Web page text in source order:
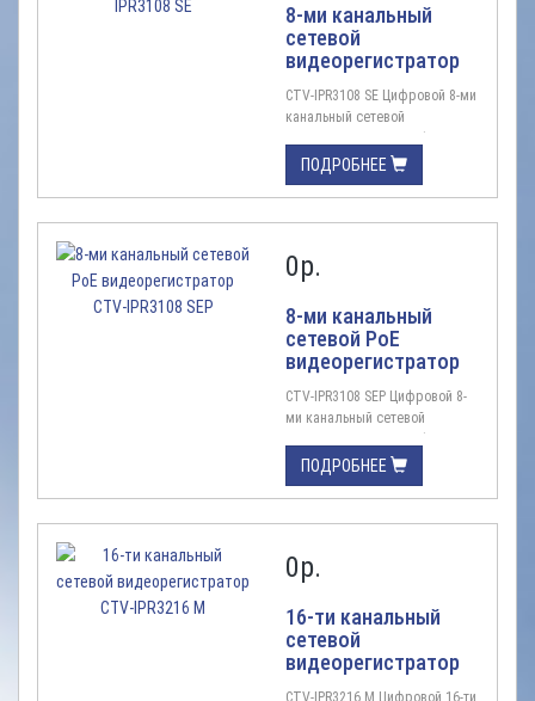
аудио, запись до 5Мп на канал,
1HDD, вых ...
8-ми канальный
сетевой
видеорегистратор
CTV-IPR3108 SE
CTV-IPR3108 SE Цифровой 8-ми
канальный сетевой
8-ми канальный сетевой
видеорегистратор (NVR)
экономичного класса
Цифровая система, IP, H.265, 8
аудио, запись до 5Мп на канал,
ПОДРОБНЕЕ
0р.
8-ми канальный
сетевой PoE
видеорегистратор
CTV-IPR3108 SEP
CTV-IPR3108 SEP Цифровой 8-
ми канальный сетевой
8-ми канальный сетевой
видеорегистратор (NVR)
экономичного класса,
встроенный коммутатор с
Цифровая система, IP, H.265, 8
аудио, запись до 5Мп на канал,
1HDD, вых ...
ПОДРОБНЕЕ
0р.
16-ти канальный
сетевой
видеорегистратор
CTV-IPR3216 M
CTV-IPR3216 M Цифровой 16-ти